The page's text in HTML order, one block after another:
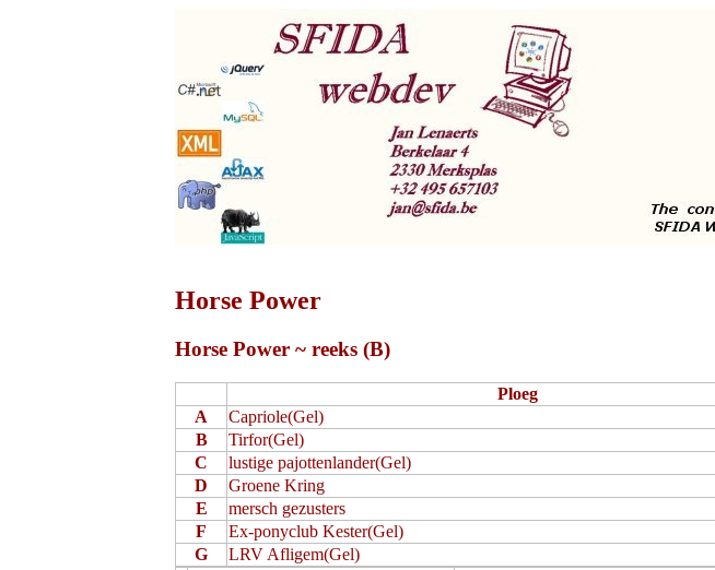
Horse Power
Horse Power ~ reeks (B)
Ploeg
A
Capriole(Gel)
B
Tirfor(Gel)
C
lustige pajottenlander(Gel)
D
Groene Kring
E
mersch gezusters
F
Ex-ponyclub Kester(Gel)
G
LRV Afligem(Gel)